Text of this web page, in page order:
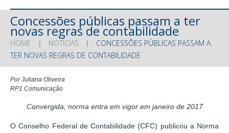
Concessões públicas passam a ter
novas regras de contabilidade
HOME NOTÍCIAS
CONCESSÕES PÚBLICAS PASSAM A
TER NOVAS REGRAS DE CONTABILIDADE
Por Juliana Oliveira
RP1 Comunicação
Convergida, norma entra em vigor em janeiro de 2017
O Conselho Federal de Contabilidade (CFC) publicou a Norma